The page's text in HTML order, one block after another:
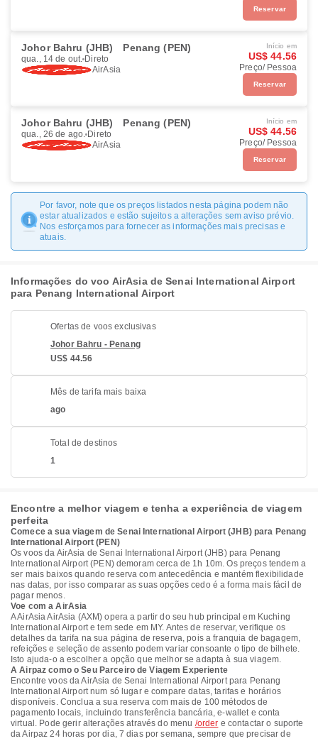
Reservar
Johor Bahru (JHB) Penang (PEN)
qua., 14 de out. Direto
AirAsia
Início em
US$ 44.56
Preço/ Pessoa
Reservar
Johor Bahru (JHB) Penang (PEN)
qua., 26 de ago. Direto
AirAsia
Início em
US$ 44.56
Preço/ Pessoa
Reservar
Por favor, note que os preços listados nesta página podem não
estar atualizados e estão sujeitos a alterações sem aviso prévio.
Nos esforçamos para fornecer as informações mais precisas e
atuais.
Informações do voo AirAsia de Senai International Airport
para Penang International Airport
Ofertas de voos exclusivas
Johor Bahru - Penang
US$ 44.56
Mês de tarifa mais baixa
ago
Total de destinos
1
Encontre a melhor viagem e tenha a experiência de viagem
perfeita
Comece a sua viagem de Senai International Airport (JHB) para Penang
International Airport (PEN)
Os voos da AirAsia de Senai International Airport (JHB) para Penang
International Airport (PEN) demoram cerca de 1h 10m. Os preços tendem a
ser mais baixos quando reserva com antecedência e mantém flexibilidade
nas datas, por isso comparar as suas opções cedo é a forma mais fácil de
pagar menos.
Voe com a AirAsia
A AirAsia AirAsia (AXM) opera a partir do seu hub principal em Kuching
International Airport e tem sede em MY. Antes de reservar, verifique os
detalhes da tarifa na sua página de reserva, pois a franquia de bagagem,
refeições e seleção de assento podem variar consoante o tipo de bilhete.
Isto ajuda-o a escolher a opção que melhor se adapta à sua viagem.
A Airpaz como o Seu Parceiro de Viagem Experiente
Encontre voos da AirAsia de Senai International Airport para Penang
International Airport num só lugar e compare datas, tarifas e horários
disponíveis. Conclua a sua reserva com mais de 100 métodos de
pagamento locais, incluindo transferência bancária, e-wallet e conta
virtual. Pode gerir alterações através do menu /order e contactar o suporte
da Airpaz 24 horas por dia, 7 dias por semana, sempre que precisar de